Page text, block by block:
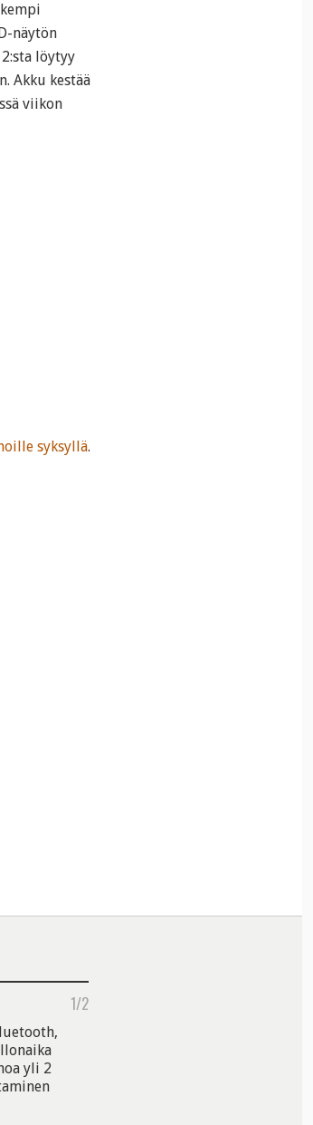
näytön
löytyy
Akku kestää
viikon
syksyllä.
1/2
yli 2